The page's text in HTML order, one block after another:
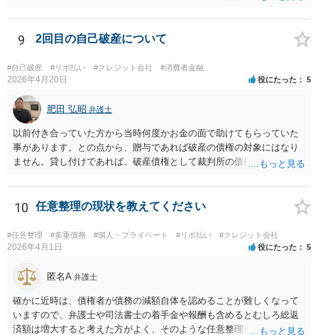
9 2回目の自己破産について
#自己破産 #リボ払い #クレジット会社 #消費者金融
2026年4月20日 役にたった 5
肥田 弘昭 弁護士
以前付き合っていた方から当時何度かお金の面で助けてもらっていた
事があります。との点から、贈与であれば破産の債権の対象にはなり
ません。貸し付けであれば、破産債権として裁判所の債権者一覧表に
思います。生活保護を受給後法テラスを利用する流れになるかと思い
ます。ご参考にしてください。
10 任意整理の現状を教えてください
#任意整理 #多重債務 #個人・プライベート #リボ払い #クレジット会社
2026年4月1日 役にたった 5
匿名A 弁護士
確かに近時は、債権者が債務の減額自体を認めることが難しくなって
いますので、弁護士や司法書士の着手金や報酬も含めるとむしろ総返
済額は増大すると考えた方がよく、そのような任意整理をしてかえっ